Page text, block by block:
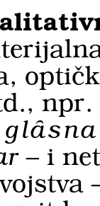
npr.
glȃsna
– i